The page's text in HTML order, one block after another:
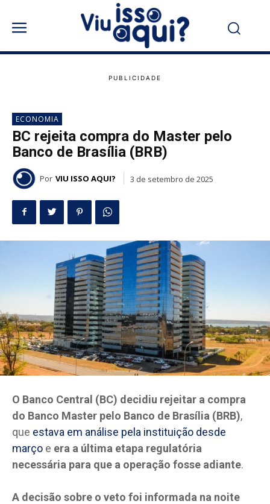
ECONOMIA
BC rejeita compra do Master pelo
Banco de Brasília (BRB)
Por VIU ISSO AQUI? 3 de setembro de 2025
O Banco Central (BC) decidiu rejeitar a compra
do Banco Master pelo Banco de Brasília (BRB),
que estava em análise pela instituição desde
março e era a última etapa regulatória
necessária para que a operação fosse adiante.
A decisão sobre o veto foi informada na noite